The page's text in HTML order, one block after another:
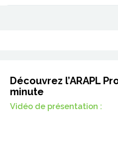
Découvrez l’ARAPL
minute
Vidéo de présentation :